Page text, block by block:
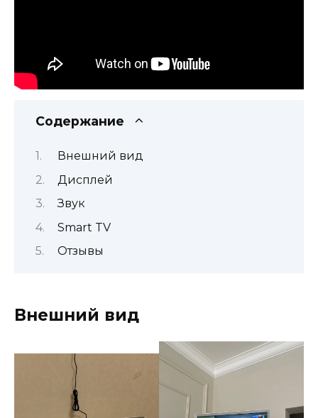
Содержание
Внешний вид
Дисплей
Звук
Smart TV
Отзывы
Внешний вид